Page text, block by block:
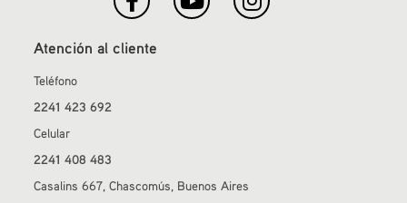
Atención al cliente
Teléfono
2241 423 692
Celular
2241 408 483
Casalins 667, Chascomús, Buenos Aires